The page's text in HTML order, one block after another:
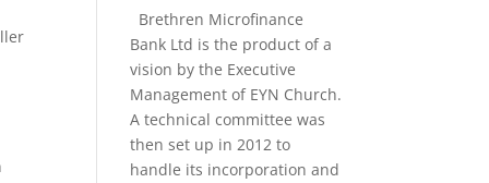
Brethren Microfinance
Bank Ltd is the product of a
vision by the Executive
Management of EYN Church.
A technical committee was
then set up in 2012 to
handle its incorporation and